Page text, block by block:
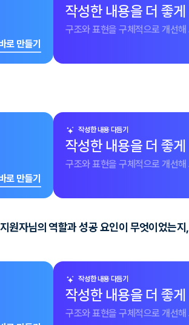
로 만들기
작성한 내용을 더 좋
구조와 표현을 구체적으로 개선해
로 만들기
작성한 내용 다듬기
작성한 내용을 더 좋
구조와 표현을 구체적으로 개선해
자님의 역할과 성공 요인이 무엇이었는
작성한 내용 다듬기
작성한 내용을 더 좋
구조와 표현을 구체적으로 개선해